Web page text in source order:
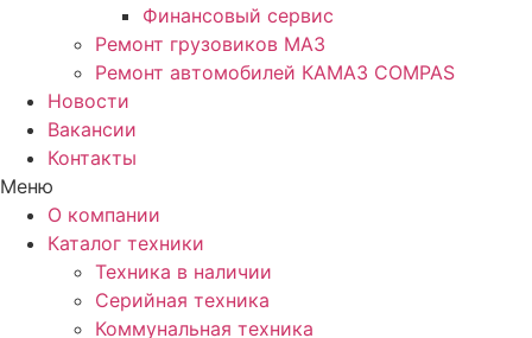
Финансовый сервис
Ремонт грузовиков МАЗ
Ремонт автомобилей КАМАЗ COMPAS
Новости
Вакансии
Контакты
Меню
О компании
Каталог техники
Техника в наличии
Серийная техника
Коммунальная техника